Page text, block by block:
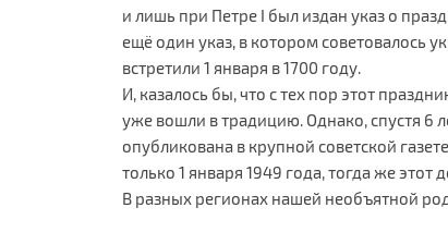
и лишь при Петре I был издан указ о
ещё один указ, в котором советовалось
встретили 1 января в 1700 году.
И, казалось бы, что с тех пор этот
уже вошли в традицию. Однако, спустя 6
опубликована в крупной советской
только 1 января 1949 года, тогда же
В разных регионах нашей необъятной